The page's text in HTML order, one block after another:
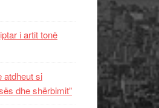
i artit tonë
atdheut si
dhe shërbimit”